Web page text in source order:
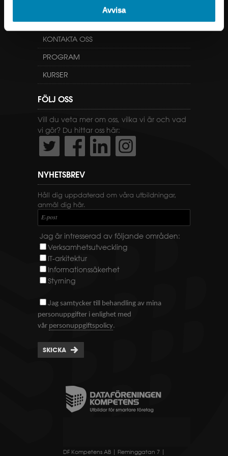
Avvisa
KONTAKTA OSS
PROGRAM
KURSER
FÖLJ OSS
Vill du veta mer om oss, vilka vi är och vad
vi gör? Du hittar oss här:
NYHETSBREV
Håll dig uppdaterad om våra utbildningar,
anmäl dig här.
E-post
Jag är intresserad av följande områden:
Verksamhetsutveckling
IT-arkitektur
Informationssäkerhet
Styrning
Jag samtycker till behandling av mina
personuppgifter i enlighet med
vår personuppgiftspolicy.
SKICKA
DF Kompetens AB | Fleminggatan 7 |